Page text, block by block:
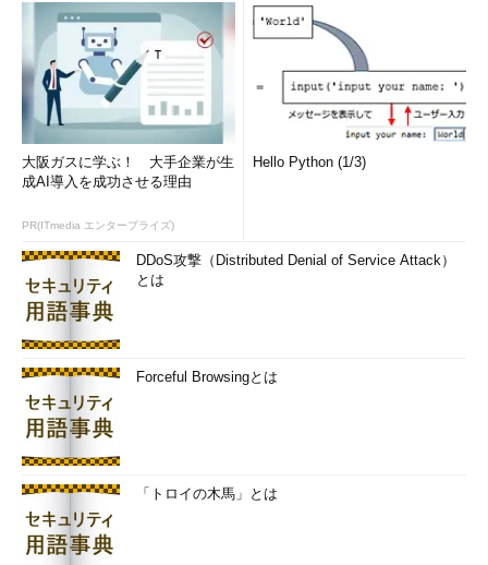
いうXML形式のファイルで結果が保存される（「
Initial 」か「 Recent」が入る。新しい方のファイルを開くこ
と）。各インデックス値は、最低1.0から最高9.9までの値にな
る。
「Windowsエクスペリエンスインデックス」のログ
これは計測結果のログをInternet Explorer（IE）で開いたと
ころ。%windir%\Performance\Winsat\DataStoreフォルダ
などが保存されている。「<WinSPR>」セクションに最終的
なインデックス値がまとめられている。各サブスコアのう
ち、一番値の低いものが最終的な基本スコア（<SystemSco
re>の値）となる。この例ではWindowsエクスペリエンスイ
ンデックス値は「6.2」である。
大阪ガスに学ぶ！ 大手企業が生
成AI導入を成功させる理由
PR(ITmedia エンタープライズ)
Hello Python (1/3)
DDoS攻撃（Distributed Denial of Service Attack）
とは
Forceful Browsingとは
「トロイの木馬」とは